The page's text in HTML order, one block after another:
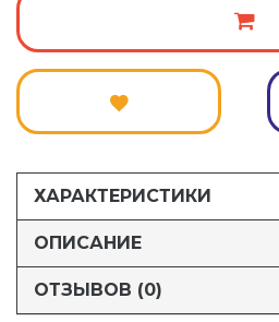
ХАРАКТЕРИСТИКИ
ОПИСАНИЕ
ОТЗЫВОВ (0)